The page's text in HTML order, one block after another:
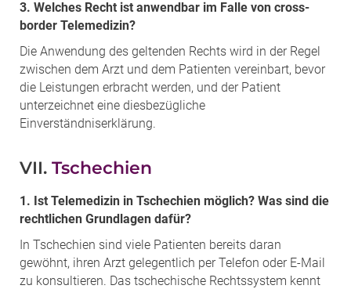
3. Welches Recht ist anwendbar im Falle von cross-
border Telemedizin?
Die Anwendung des geltenden Rechts wird in der Regel
zwischen dem Arzt und dem Patienten vereinbart, bevor
die Leistungen erbracht werden, und der Patient
unterzeichnet eine diesbezügliche
Einverständniserklärung.
VII. Tschechien
1. Ist Telemedizin in Tschechien möglich? Was sind die
rechtlichen Grundlagen dafür?
In Tschechien sind viele Patienten bereits daran
gewöhnt, ihren Arzt gelegentlich per Telefon oder E-Mail
zu konsultieren. Das tschechische Rechtssystem kennt